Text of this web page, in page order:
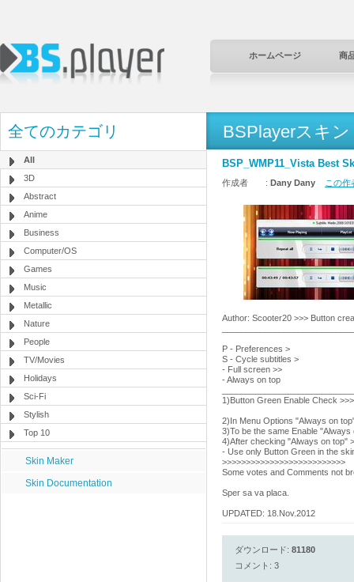
ホームページ 商
全てのカテゴリ
All
3D
Abstract
Anime
Business
Computer/OS
Games
Music
Metallic
Nature
People
TV/Movies
Holidays
Sci-Fi
Stylish
Top 10
Skin Maker
Skin Documentation
BSPlayerスキン
BSP_WMP11_Vista Best
作成者 : Dany Dany この
Author: Scooter20 >>> Button
P - Preferences >
S - Cycle subtitles >
- Full screen >>
- Always on top
1)Button Green Enable Check >>>
2)In Menu Options "Always on
3)To be the same Enable "Always
4)After checking "Always on top"
- Use only Button Green in the
>>>>>>>>>>>>>>>>>>>>>>>>>>
Some votes and Comments not
Sper sa va placa.
UPDATED: 18.Nov.2012
ダウンロード: 81180
コメント: 3